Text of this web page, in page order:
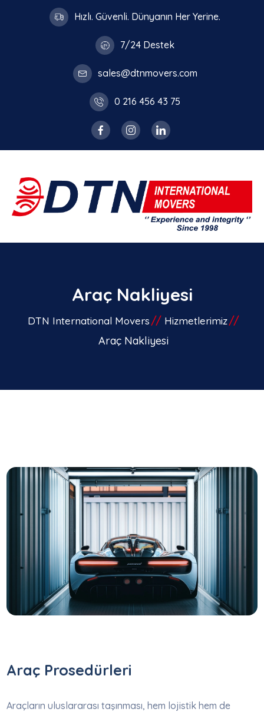
Hızlı. Güvenli. Dünyanın Her Yerine.
7/24 Destek
sales@dtnmovers.com
0 216 456 43 75
Araç Nakliyesi
DTN International Movers Hizmetlerimiz
Araç Nakliyesi
Araç Prosedürleri
Araçların uluslararası taşınması, hem lojistik hem de